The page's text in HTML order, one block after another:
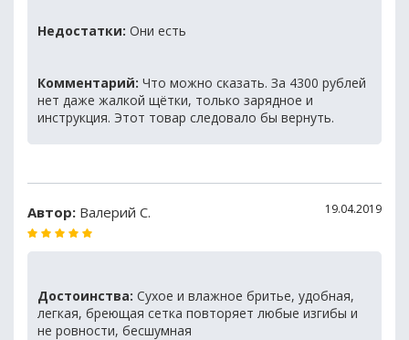
Недостатки: Они есть
Комментарий: Что можно сказать. За 4300 рублей
нет даже жалкой щётки, только зарядное и
инструкция. Этот товар следовало бы вернуть.
Автор: Валерий С. 19.04.2019
Достоинства: Сухое и влажное бритье, удобная,
легкая, бреющая сетка повторяет любые изгибы и
не ровности, бесшумная